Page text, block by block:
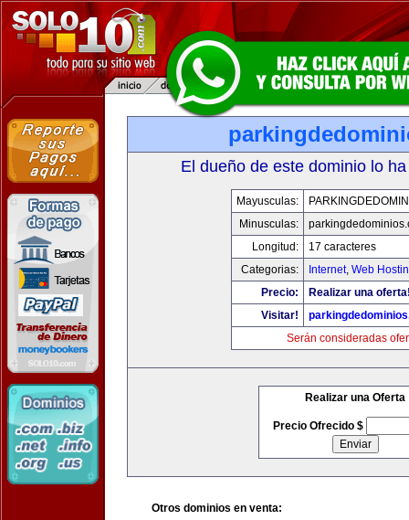
El dueño de este dominio lo
Mayusculas:
Minusculas:
Longitud:
17 caracteres
Categorias:
Internet, Web
Precio:
Realizar una
Visitar!
Serán consideradas
Realizar una Oferta
Precio Ofrecido $
Otros dominios en venta: